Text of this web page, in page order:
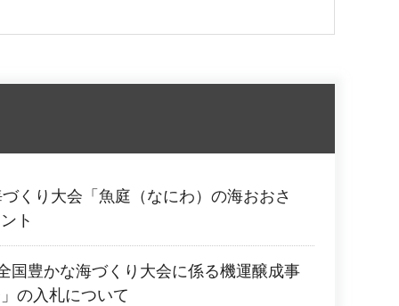
くり大会「魚庭（なにわ）の海おおさ
ト
国豊かな海づくり大会に係る機運醸成事
の入札について